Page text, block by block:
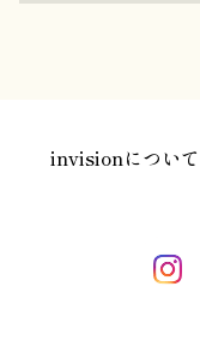
invisionについて